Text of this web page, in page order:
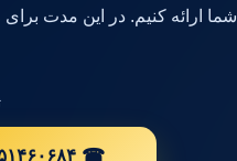
شما ارائه کنیم. در این مدت
☎ ۰۹۰۵۱۴۶۰۶۸۴